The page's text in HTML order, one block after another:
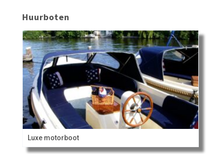
Huurboten
Luxe motorboot